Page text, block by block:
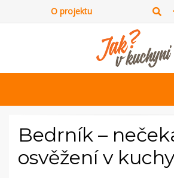
O projektu
Bedrník –
osvěžení v